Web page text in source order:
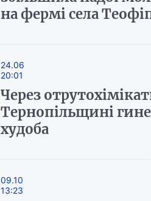
на фермі села
24.06
20:01
Через
Тернопільщині гине
худоба
09.10
13:23